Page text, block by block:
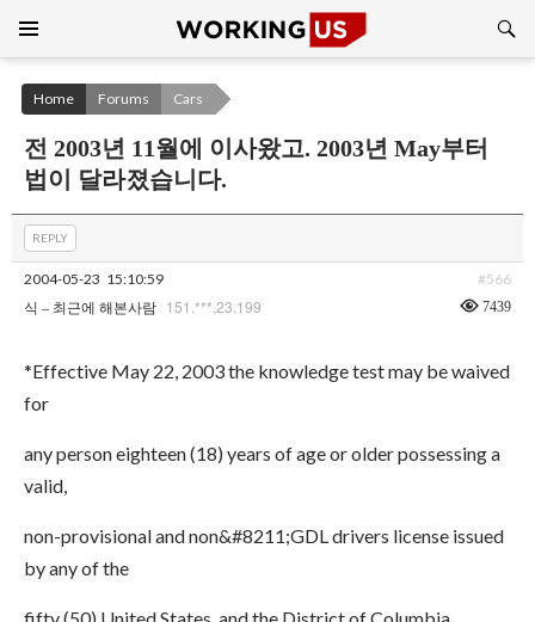
CONTENT
Home Forums Cars
전 2003년 11월에 이사왔고. 2003년 May부터
법이 달라졌습니다.
REPLY
2004-05-23 15:10:59 #566
식 – 최근에 해본사람 151.***.23.199 7439
*Effective May 22, 2003 the knowledge test may be waived
for
any person eighteen (18) years of age or older possessing a
valid,
non-provisional and non&#8211;GDL drivers license issued
by any of the